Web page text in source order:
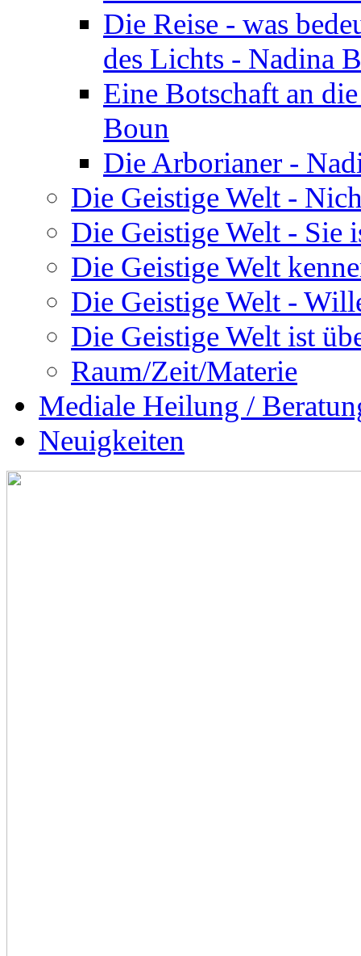
Die Reise - was
des Lichts - Nadina
Eine Botschaft an
Boun
Die Arborianer -
Die Geistige Welt -
Die Geistige Welt - Sie
Die Geistige Welt
Die Geistige Welt -
Die Geistige Welt ist
Raum/Zeit/Materie
Mediale Heilung /
Neuigkeiten